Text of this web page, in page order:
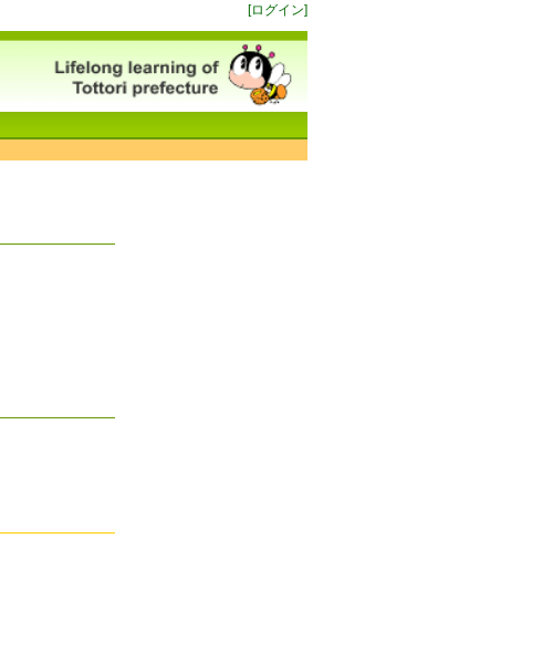
[ログイン]